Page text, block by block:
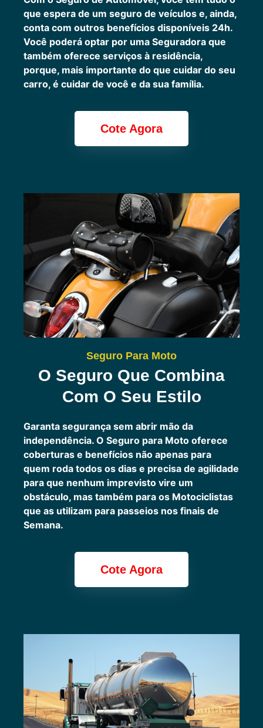
que espera de um seguro de veículos e, ainda,
conta com outros benefícios disponíveis 24h.
Você poderá optar por uma Seguradora que
também oferece serviços à residência,
porque, mais importante do que cuidar do seu
carro, é cuidar de você e da sua família.
Cote Agora
Seguro Para Moto
O Seguro Que Combina
Com O Seu Estilo
Garanta segurança sem abrir mão da
independência. O Seguro para Moto oferece
coberturas e benefícios não apenas para
quem roda todos os dias e precisa de agilidade
para que nenhum imprevisto vire um
obstáculo, mas também para os Motociclistas
que as utilizam para passeios nos finais de
Semana.
Cote Agora